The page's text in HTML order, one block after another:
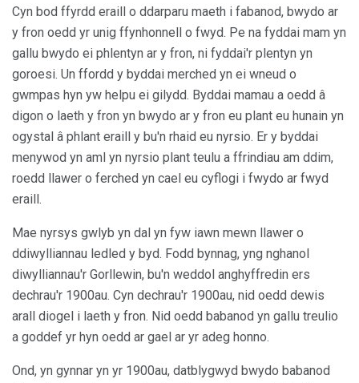
Cyn bod ffyrdd eraill o ddarparu maeth i fabanod, bwydo ar
y fron oedd yr unig ffynhonnell o fwyd. Pe na fyddai mam yn
gallu bwydo ei phlentyn ar y fron, ni fyddai'r plentyn yn
goroesi. Un ffordd y byddai merched yn ei wneud o
gwmpas hyn yw helpu ei gilydd. Byddai mamau a oedd â
digon o laeth y fron yn bwydo ar y fron eu plant eu hunain yn
ogystal â phlant eraill y bu'n rhaid eu nyrsio. Er y byddai
menywod yn aml yn nyrsio plant teulu a ffrindiau am ddim,
roedd llawer o ferched yn cael eu cyflogi i fwydo ar fwyd
eraill.
Mae nyrsys gwlyb yn dal yn fyw iawn mewn llawer o
ddiwylliannau ledled y byd. Fodd bynnag, yng nghanol
diwylliannau'r Gorllewin, bu'n weddol anghyffredin ers
dechrau'r 1900au. Cyn dechrau'r 1900au, nid oedd dewis
arall diogel i laeth y fron. Nid oedd babanod yn gallu treulio
a goddef yr hyn oedd ar gael ar yr adeg honno.
Ond, yn gynnar yn yr 1900au, datblygwyd bwydo babanod